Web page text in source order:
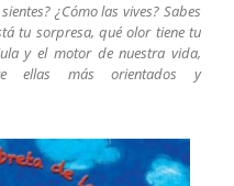
¿Cómo las vives? Sabes
tu sorpresa, qué olor tiene tu
y el motor de nuestra vida,
ellas más orientados y